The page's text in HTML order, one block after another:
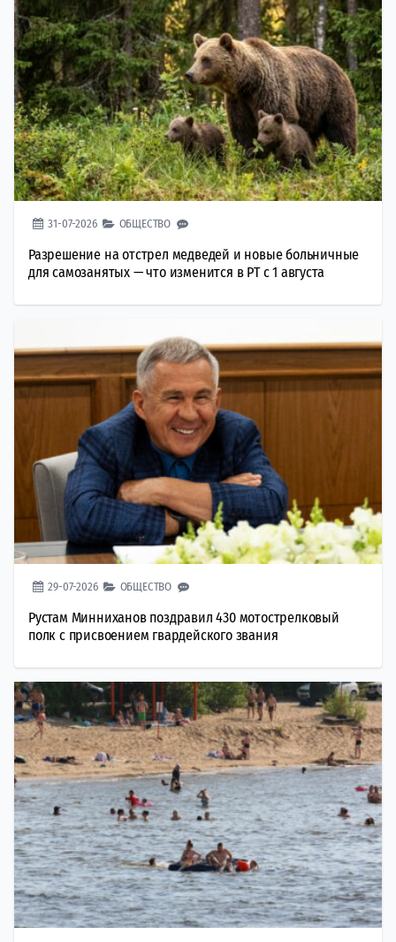
31-07-2026 ОБЩЕСТВО
Разрешение на отстрел медведей и новые больничные
для самозанятых — что изменится в РТ с 1 августа
29-07-2026 ОБЩЕСТВО
Рустам Минниханов поздравил 430 мотострелковый
полк с присвоением гвардейского звания